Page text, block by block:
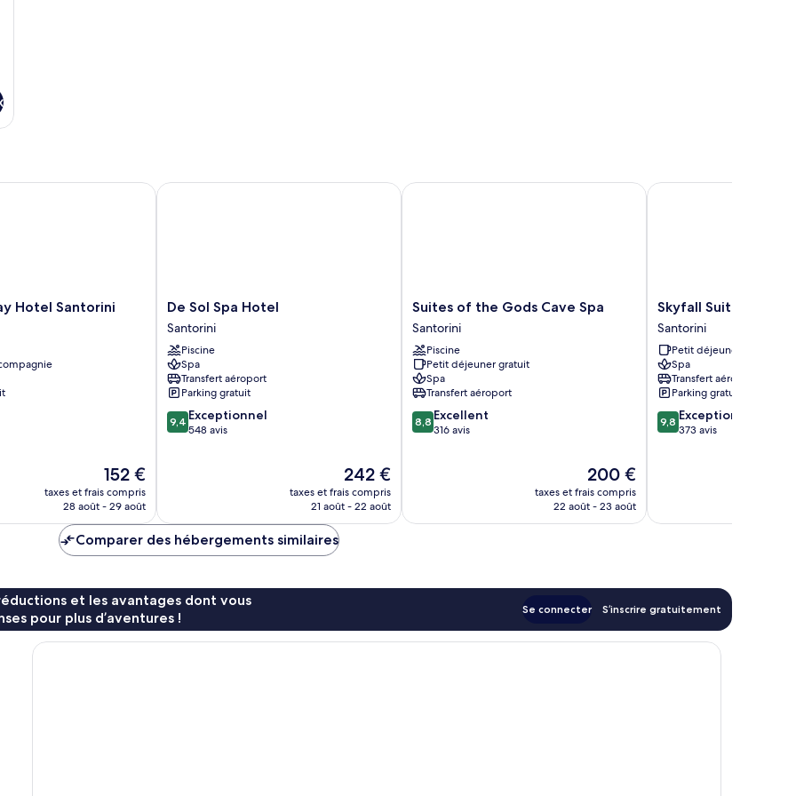
Hotel Santorini
Le
nouveau
prix
de
152 €
152 €
taxes et frais compris
28 août - 29 août
Santorini
De
Sol
Spa
Hotel
Santorini
De Sol Spa Hotel
Santorini
Piscine
Spa
Transfert aéroport
Parking gratuit
9.4
sur
9,4 Exceptionnel
548 avis
Le
nouveau
prix
242 €
taxes et frais compris
21 août - 22 août
De Sol Spa Hotel
Suites
of
the
Gods
Cave
Spa
Santorini
Suites of the Gods Cave Spa
Santorini
Piscine
Petit déjeuner gratuit
Spa
Transfert aéroport
8.8
sur
8,8 Excellent
316 avis
Le
nouveau
prix
200 €
taxes et frais compris
22 août - 23 août
Suites of the Gods Cave Spa
Skyfall
Suites
-
Adults
Only
Santorini
Skyfall Suites -
Santorini
Petit déjeuner gratuit
Spa
Transfert aéroport
Parking gratuit
9.8
sur
9,8 Exceptionnel
373 avis
Skyfall Suites - Adults
Comparer des hébergements similaires
et les avantages dont vous
pour plus d’aventures !
Se connecter S’inscrire gratuitement